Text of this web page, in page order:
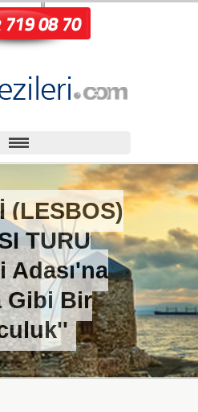
(LESBOS)
TURU
Adası'na
Gibi Bir